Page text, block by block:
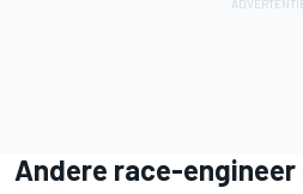
Andere race-